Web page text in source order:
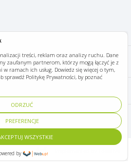
treści, reklam oraz analizy ruchu. Dane
zaufanym partnerom, którzy mogą łączyć je z
ramach ich usług. Dowiedz się więcej o tym,
sprawdź Politykę Prywatności, by poznać
ODRZUĆ
PREFERENCJE
WSZYSTKIE
by